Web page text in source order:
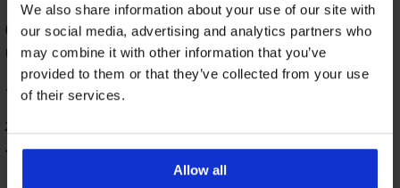
We also share information about your use of our site with
our social media, advertising and analytics partners who
may combine it with other information that you’ve
provided to them or that they’ve collected from your use
of their services.
Allow all
ОЦЕНКА НА ПРОДУКТ
Чорапогащник Mama 20 DEN
100%
2 оценили продукта
100% от клиентите, препоръчват продукта